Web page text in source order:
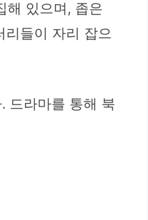
해 있으며, 좁은
리들이 자리 잡으
드라마를 통해 북